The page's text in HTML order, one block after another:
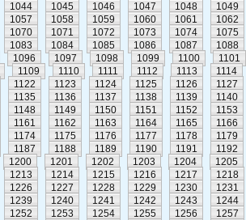
1044 1045 1046 1047 1048
1049
1057 1058 1059 1060 1061
1062
1070 1071 1072 1073 1074
1075
1083 1084 1085 1086 1087
1088
1096 1097 1098 1099 1100
1101
1109 1110 1111 1112 1113
1114
1122 1123 1124 1125 1126
1127
1135 1136 1137 1138 1139
1140
1148 1149 1150 1151 1152
1153
1161 1162 1163 1164 1165
1166
1174 1175 1176 1177 1178
1179
1187 1188 1189 1190 1191
1192
1200 1201 1202 1203 1204
1205
1213 1214 1215 1216 1217
1218
1226 1227 1228 1229 1230
1231
1239 1240 1241 1242 1243
1244
1252 1253 1254 1255 1256
1257